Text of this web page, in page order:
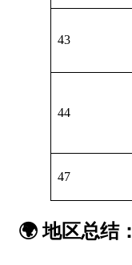
43
44
47
🌍地区总结：